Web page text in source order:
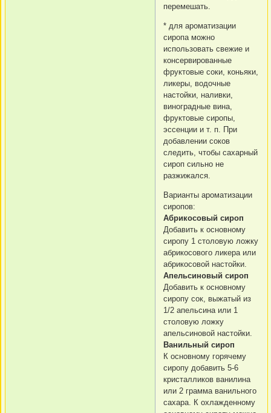
перемешать.
* для ароматизации
сиропа можно
использовать свежие и
консервированные
фруктовые соки, коньяки,
ликеры, водочные
настойки, наливки,
виноградные вина,
фруктовые сиропы,
эссенции и т. п. При
добавлении соков
следить, чтобы сахарный
сироп сильно не
разжижался.
Варианты ароматизации
сиропов:
Абрикосовый сироп
Добавить к основному
сиропу 1 столовую ложку
абрикосового ликера или
абрикосовой настойки.
Апельсиновый сироп
Добавить к основному
сиропу сок, выжатый из
1/2 апельсина или 1
столовую ложку
апельсиновой настойки.
Ванильный сироп
К основному горячему
сиропу добавить 5-6
кристалликов ванилина
или 2 грамма ванильного
сахара. К охлажденному